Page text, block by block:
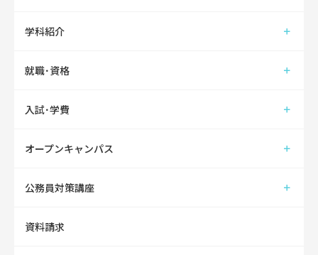
学科紹介
就職･資格
入試･学費
オープンキャンパス
公務員対策講座
資料請求